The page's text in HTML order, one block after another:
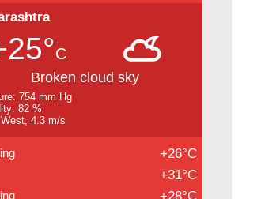
C
Broken cloud sky
754 mm Hg
82 %
4.3 m/s
+26°C
+31°C